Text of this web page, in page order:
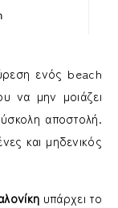
ενός beach
να μην μοιάζει
αποστολή.
και μηδενικός
υπάρχει το